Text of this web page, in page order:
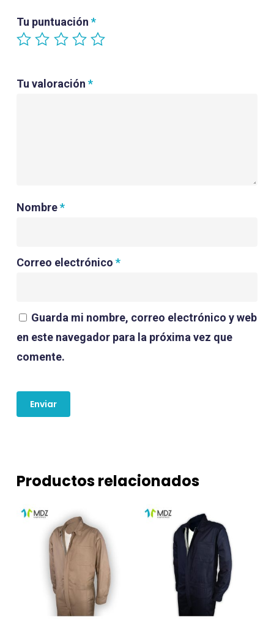
Tu puntuación *
Tu valoración *
Nombre*
Correo electrónico *
Guarda mi nombre, correo electrónico y web
en este navegador para la próxima vez que
comente.
Productos relacionados